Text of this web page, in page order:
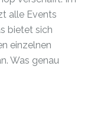
alle Events
bietet sich
einzelnen
Was genau